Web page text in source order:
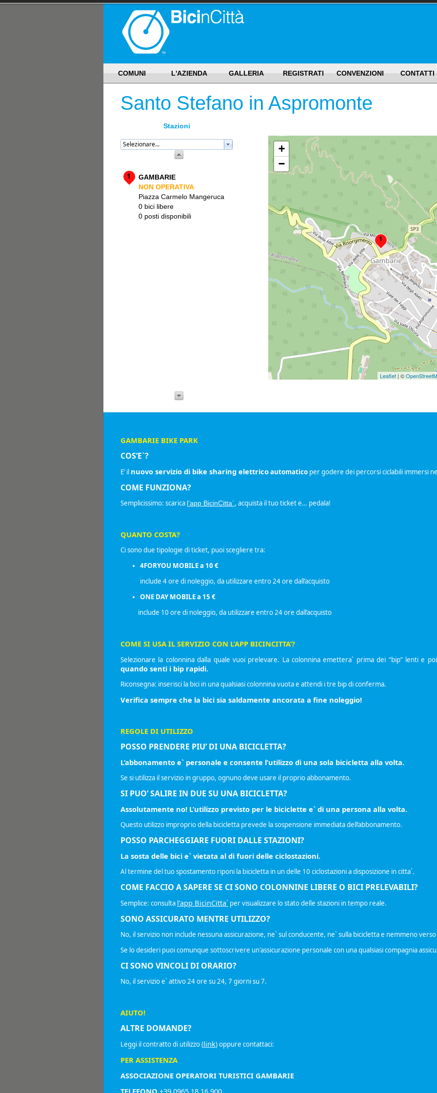
COMUNI L'AZIENDA GALLERIA REGISTRATI CONVENZIONI CONTATTI
Santo Stefano in Aspromonte
Stazioni
1
GAMBARIE
NON OPERATIVA
Piazza Carmelo Mangeruca
0 bici libere
0 posti disponibili
1
+
−
Leaflet | ©
GAMBARIE BIKE PARK
COS’E`?
E’ il nuovo servizio di bike sharing elettricoautomatico per godere dei percorsi ciclabili immersi
COME FUNZIONA?
Semplicissimo: scarica l’app BicinCitta`, acquista il tuo ticket e… pedala!
QUANTO COSTA?
Ci sono due tipologie di ticket, puoi scegliere tra:
4FORYOU MOBILE a 10 €
include 4 ore di noleggio, da utilizzare entro 24 ore dall’acquisto
ONE DAY MOBILE a 15 €
include 10 ore di noleggio, da utilizzare entro 24 ore dall’acquisto
COME SI USA IL SERVIZIO CON L’APP BICINCITTA’?
Selezionare la colonnina dalla quale vuoi prelevare. La colonnina emettera` prima dei “bip” lenti e
quando senti i bip rapidi.
Riconsegna: inserisci la bici in una qualsiasi colonnina vuota e attendi i tre bip di conferma.
Verifica sempre che la bici sia saldamente ancorata a fine noleggio!
REGOLE DI UTILIZZO
POSSO PRENDERE PIU’ DI UNA BICICLETTA?
L’abbonamento e` personale e consente l’utilizzo di una sola bicicletta alla volta.
Se si utilizza il servizio in gruppo, ognuno deve usare il proprio abbonamento.
SI PUO’ SALIRE IN DUE SU UNA BICICLETTA?
Assolutamente no! L’utilizzo previsto per le biciclette e` di una persona alla volta.
Questo utilizzo improprio della bicicletta prevede la sospensione immediata dell’abbonamento.
POSSO PARCHEGGIARE FUORI DALLE STAZIONI?
La sosta delle bici e` vietata al di fuori delle ciclostazioni.
Al termine del tuo spostamento riponi la bicicletta in un delle 10 ciclostazioni a disposizione in citta`.
COME FACCIO A SAPERE SE CI SONO COLONNINE LIBERE O BICI PRELEVABILI?
Semplice: consulta l’app BicinCitta` per visualizzare lo stato delle stazioni in tempo reale.
SONO ASSICURATO MENTRE UTILIZZO?
No, il servizio non include nessuna assicurazione, ne` sul conducente, ne` sulla bicicletta e nemmeno
Se lo desideri puoi comunque sottoscrivere un'assicurazione personale con una qualsiasi compagnia
CI SONO VINCOLI DI ORARIO?
No, il servizio e` attivo 24 ore su 24, 7 giorni su 7.
AIUTO!
ALTRE DOMANDE?
Leggi il contratto di utilizzo (link) oppure contattaci:
PER ASSISTENZA
ASSOCIAZIONE OPERATORI TURISTICI GAMBARIE
TELEFONO +39 0965 18 16 900